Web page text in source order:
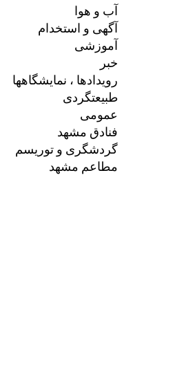
آب و هوا
آگهی و استخدام
آموزشی
خبر
رویدادها ، نمایشگاهها
طبیعتگردی
عمومی
فنادق مشهد
گردشگری و توریسم
مطاعم مشهد